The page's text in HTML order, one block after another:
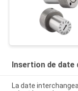
Insertion de date
La date